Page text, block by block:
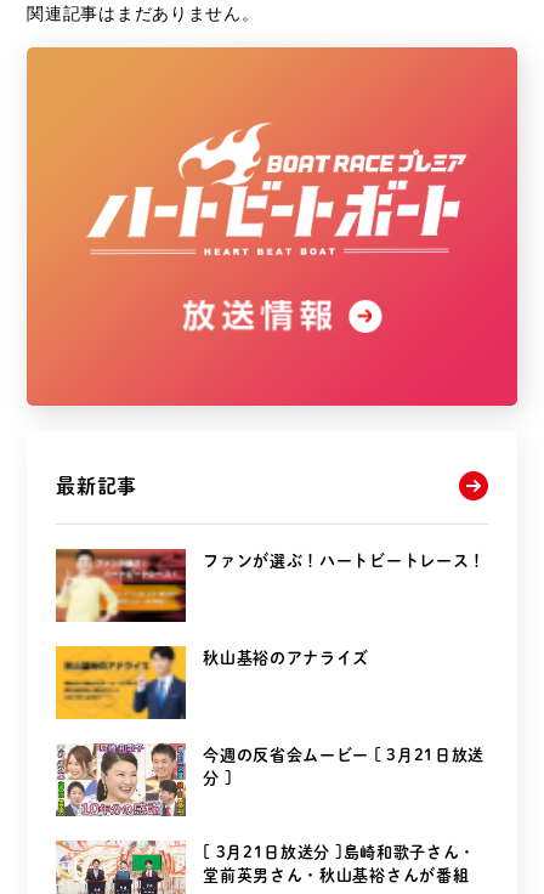
関連記事はまだありません。
最新記事
ファンが選ぶ！ハートビートレース！
秋山基裕のアナライズ
今週の反省会ムービー [ 3月21日放送
分 ]
[ 3月21日放送分 ]島崎和歌子さん・
堂前英男さん・秋山基裕さんが番組